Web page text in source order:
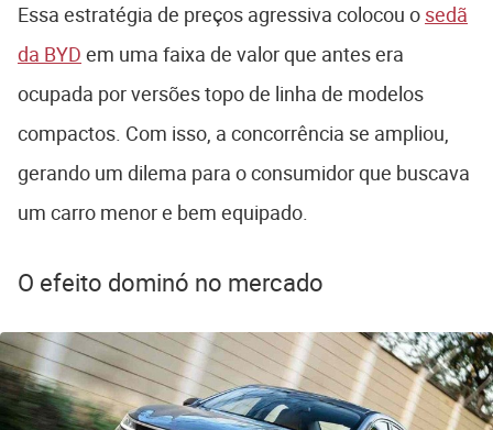
Essa estratégia de preços agressiva colocou o sedã
da BYD em uma faixa de valor que antes era
ocupada por versões topo de linha de modelos
compactos. Com isso, a concorrência se ampliou,
gerando um dilema para o consumidor que buscava
um carro menor e bem equipado.
O efeito dominó no mercado